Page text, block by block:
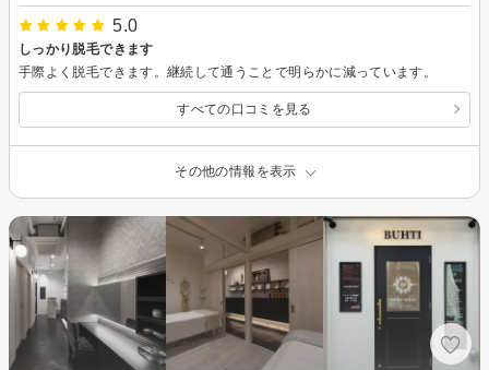
5.0
しっかり脱毛できます
手際よく脱毛できます。継続して通うことで明らかに減っています。
すべての口コミを見る
その他の情報を表示